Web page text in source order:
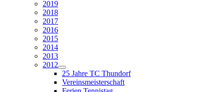
2019
2018
2017
2016
2015
2014
2013
2012
25 Jahre TC Thundorf
Vereinsmeisterschaft